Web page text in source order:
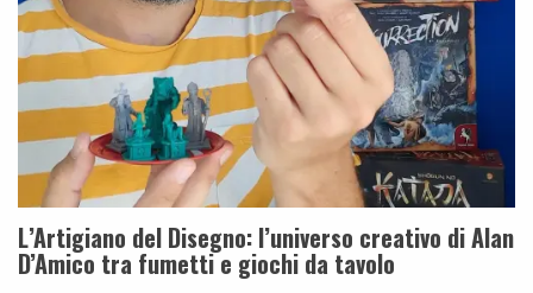
L’Artigiano del Disegno: l’universo creativo di Alan
D’Amico tra fumetti e giochi da tavolo